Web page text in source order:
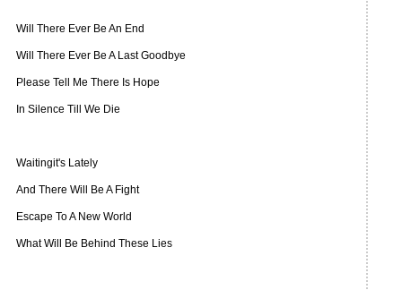
Will There Ever Be An End
Will There Ever Be A Last Goodbye
Please Tell Me There Is Hope
In Silence Till We Die
Waitingit's Lately
And There Will Be A Fight
Escape To A New World
What Will Be Behind These Lies